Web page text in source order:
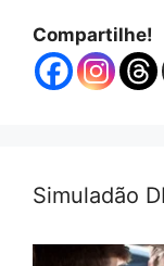
Compartilhe!
Simuladão